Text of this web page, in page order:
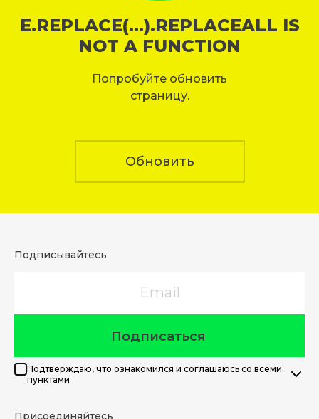
E.REPLACE(...).REPLACEALL IS
NOT A FUNCTION
Попробуйте обновить
страницу.
Обновить
Подписывайтесь
Подписаться
Подтверждаю, что ознакомился и соглашаюсь со всеми
пунктами
Присоединяйтесь